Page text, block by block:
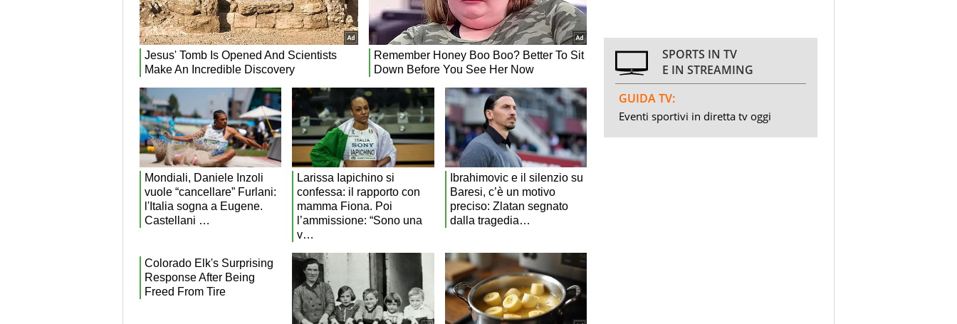
SPORTS IN TV
E IN STREAMING
GUIDA TV:
Eventi sportivi in diretta tv oggi